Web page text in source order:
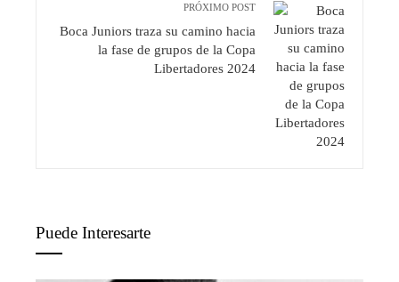
PRÓXIMO POST
Boca Juniors traza su camino hacia
la fase de grupos de la Copa
Libertadores 2024
Puede Interesarte